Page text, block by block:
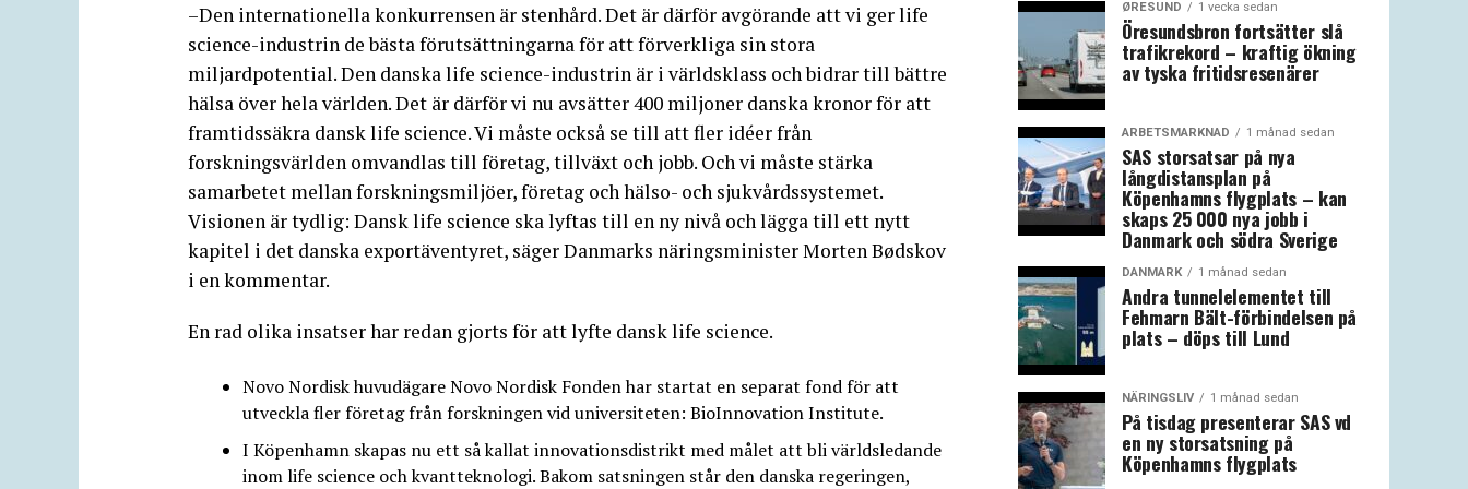
–Den internationella konkurrensen är stenhård. Det är därför avgörande att vi ger life
science-industrin de bästa förutsättningarna för att förverkliga sin stora
miljardpotential. Den danska life science-industrin är i världsklass och bidrar till bättre
hälsa över hela världen. Det är därför vi nu avsätter 400 miljoner danska kronor för att
framtidssäkra dansk life science. Vi måste också se till att fler idéer från
forskningsvärlden omvandlas till företag, tillväxt och jobb. Och vi måste stärka
samarbetet mellan forskningsmiljöer, företag och hälso- och sjukvårdssystemet.
Visionen är tydlig: Dansk life science ska lyftas till en ny nivå och lägga till ett nytt
kapitel i det danska exportäventyret, säger Danmarks näringsminister Morten Bødskov
i en kommentar.
En rad olika insatser har redan gjorts för att lyfte dansk life science.
Novo Nordisk huvudägare Novo Nordisk Fonden har startat en separat fond för att
utveckla fler företag från forskningen vid universiteten: BioInnovation Institute.
I Köpenhamn skapas nu ett så kallat innovationsdistrikt med målet att bli världsledande
inom life science och kvantteknologi. Bakom satsningen står den danska regeringen,
ØRESUND 1 vecka sedan
Öresundsbron fortsätter slå
trafikrekord – kraftig ökning
av tyska fritidsresenärer
ARBETSMARKNAD 1 månad sedan
SAS storsatsar på nya
långdistansplan på
Köpenhamns flygplats – kan
skaps 25 000 nya jobb i
Danmark och södra Sverige
DANMARK 1 månad sedan
Andra tunnelelementet till
Fehmarn Bält-förbindelsen på
plats – döps till Lund
NÄRINGSLIV 1 månad sedan
På tisdag presenterar SAS vd
en ny storsatsning på
Köpenhamns flygplats